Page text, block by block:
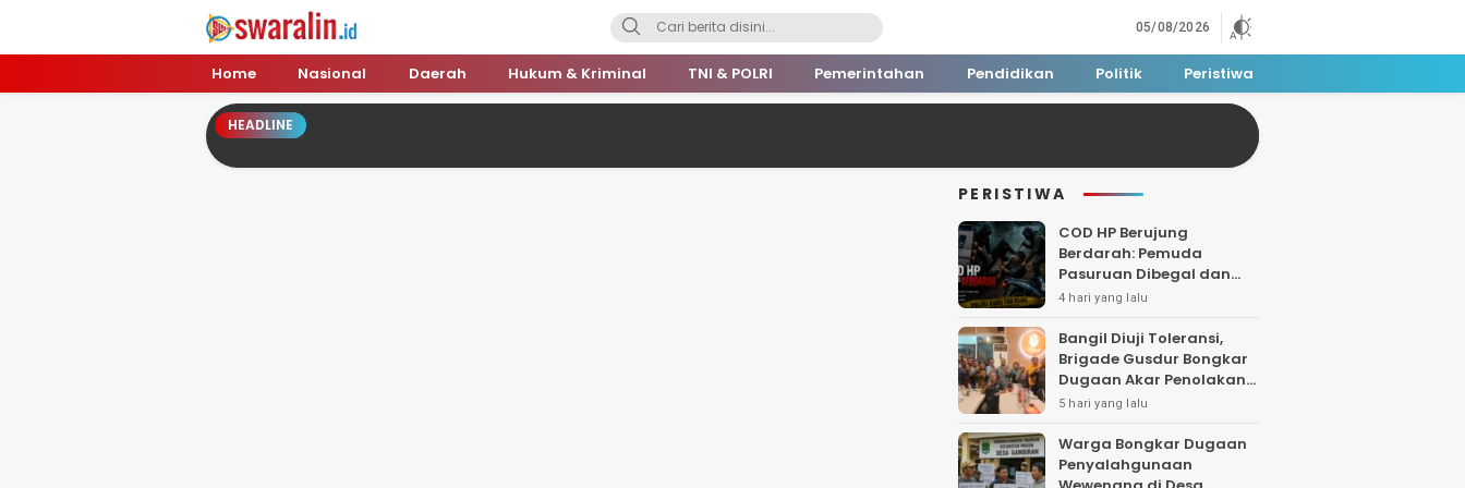
Swara Lin
Independent, Tajam & Profesional
05/08/2026
Home Nasional Daerah Hukum & Kriminal TNI & POLRI Pemerintahan Pendidikan Politik Peristiwa
HEADLINE
PERISTIWA
COD HP Berujung
Berdarah: Pemuda
Pasuruan Dibegal dan
Dibacok di Tengah Hutan
4 hari yang lalu
Bangil Diuji Toleransi,
Brigade Gusdur Bongkar
Dugaan Akar Penolakan
Tempat Ibadah
5 hari yang lalu
Warga Bongkar Dugaan
Penyalahgunaan